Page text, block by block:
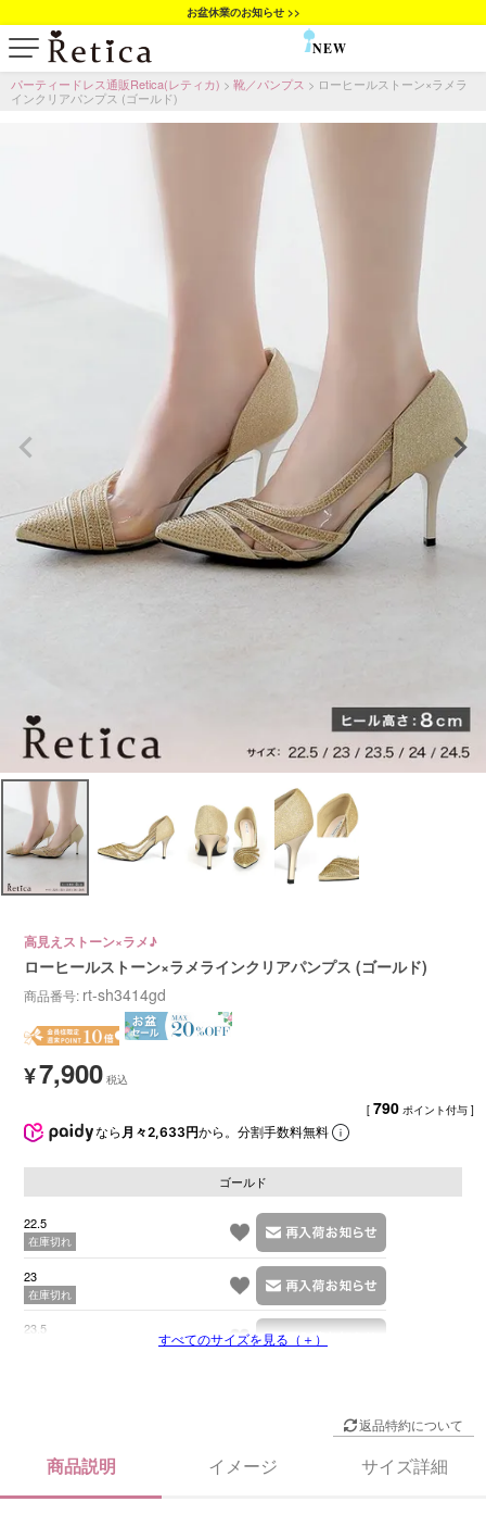
お盆休業のお知らせ >>
NEW
パーティードレス通販Retica(レティカ) 靴／パンプス
ローヒールストーン×ラメラ
インクリアパンプス (ゴールド)
高見えストーン×ラメ♪
ローヒールストーン×ラメラインクリアパンプス (ゴールド)
商品番号 rt-sh3414gd
¥7,900
[ 790 ポイント付与 ]
なら 月々2,633円から。分割手数料無料
ゴールド
22.5
在庫切れ
23
在庫切れ
23.5
すべてのサイズを見る（＋）
返品特約について
商品説明 イメージ サイズ詳細